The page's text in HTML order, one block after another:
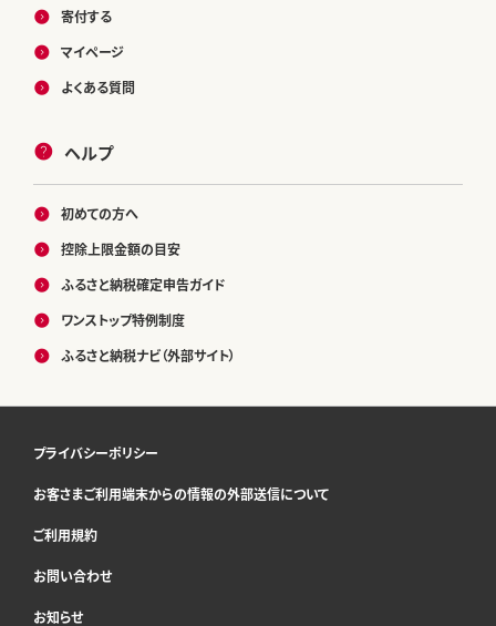
寄付する
マイページ
よくある質問
ヘルプ
初めての方へ
控除上限金額の目安
ふるさと納税確定申告ガイド
ワンストップ特例制度
ふるさと納税ナビ（外部サイト）
プライバシーポリシー
お客さまご利用端末からの情報の外部送信について
ご利用規約
お問い合わせ
お知らせ